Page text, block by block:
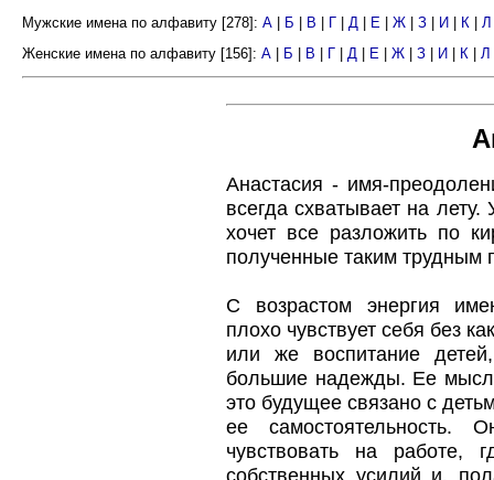
Мужские имена по алфавиту [278]: А Б В Г Д Е Ж З И К Л
Женские имена по алфавиту [156]: А Б В Г Д Е Ж З И К Л
Анастасия - имя-
всегда схватывает на
хочет все разложить по
полученные таким трудным
С возрастом энергия
плохо чувствует себя без
или же воспитание
большие надежды. Ее
это будущее связано с
ее самостоятельность.
чувствовать на